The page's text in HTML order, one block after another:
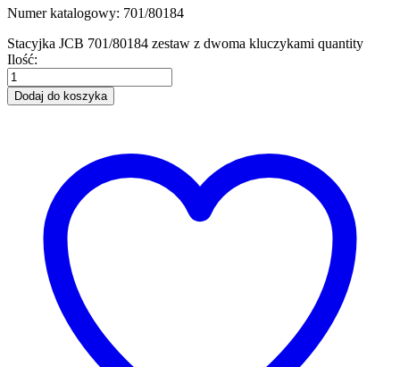
Numer katalogowy: 701/80184
Stacyjka JCB 701/80184 zestaw z dwoma kluczykami quantity
Ilość:
Dodaj do koszyka